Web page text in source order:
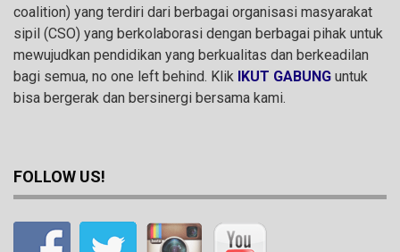
coalition) yang terdiri dari berbagai organisasi masyarakat
sipil (CSO) yang berkolaborasi dengan berbagai pihak untuk
mewujudkan pendidikan yang berkualitas dan berkeadilan
bagi semua, no one left behind. Klik IKUT GABUNG untuk
bisa bergerak dan bersinergi bersama kami.
FOLLOW US!